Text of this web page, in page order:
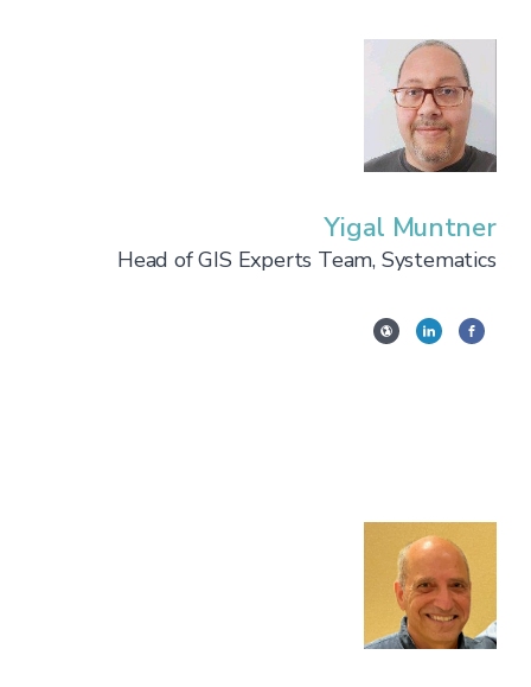
Yigal Muntner
Head of GIS Experts Team, Systematics